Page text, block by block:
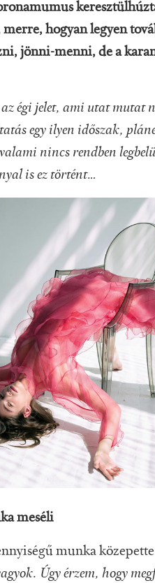
hogyan legyen
jönni-menni, de a
égi jelet, ami utat mutat
egy ilyen időszak,
nincs rendben
is ez történt…
meséli
munka
Úgy érzem, hogy